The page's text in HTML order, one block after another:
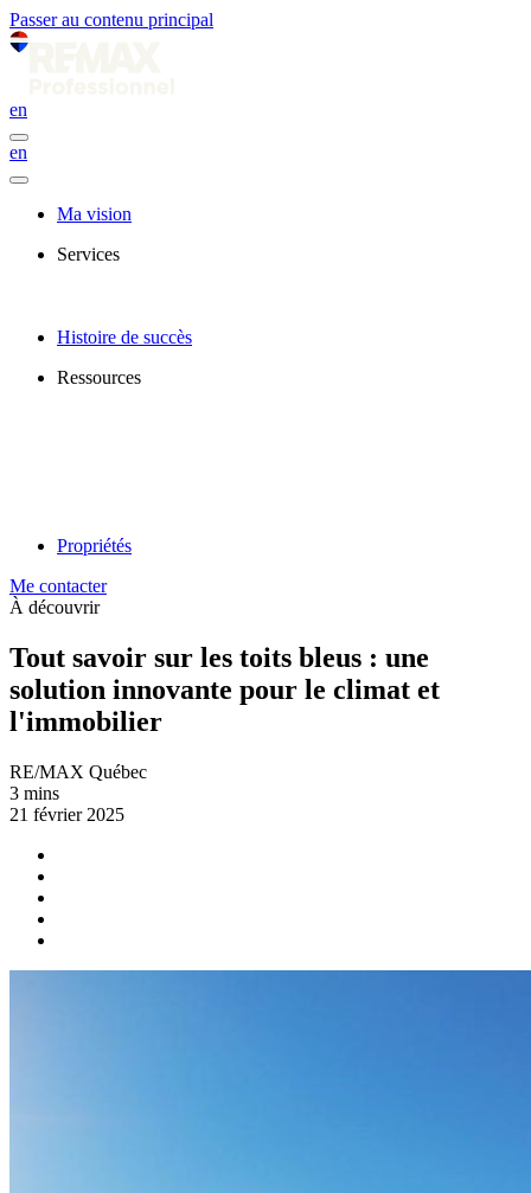
Passer au contenu principal
en
en
Ma vision
Services
Histoire de succès
Ressources
Propriétés
Me contacter
À découvrir
Tout savoir sur les toits bleus : une
solution innovante pour le climat et
l'immobilier
RE/MAX Québec
3 mins
21 février 2025